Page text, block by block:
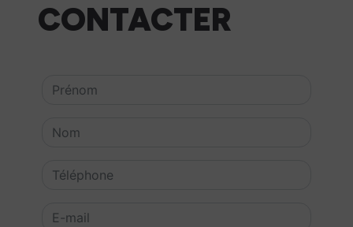
CONTACTER